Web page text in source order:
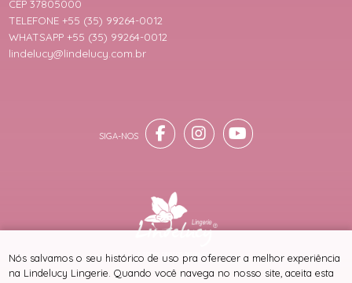
CEP 37805000
TELEFONE +55 (35) 99264-0012
WHATSAPP +55 (35) 99264-0012
lindelucy@lindelucy.com.br
® TODOS DIREITOS RESERVADOS
Nós salvamos o seu histórico de uso pra oferecer a melhor experiência
na Lindelucy Lingerie. Quando você navega no nosso site, aceita esta